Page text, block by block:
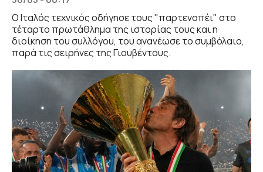
Ο Ιταλός τεχνικός οδήγησε τους "παρτενοπέι" στο
τέταρτο πρωτάθλημα της ιστορίας τους και η
διοίκηση του συλλόγου, του ανανέωσε το συμβόλαιο,
παρά τις σειρήνες της Γιουβέντους.